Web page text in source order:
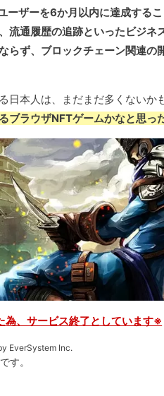
ーザーを6か月以内に達成する
流通履歴の追跡といったビジネ
らず、ブロックチェーン関連の
日本人は、まだまだ多くないか
ブラウザNFTゲームかなと思っ
為、サービス終了としています※
EverSystem Inc.
す。